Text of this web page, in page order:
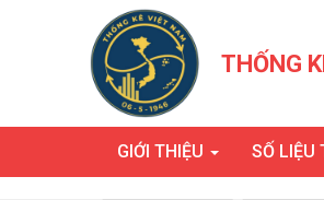
THỐNG
GIỚI THIỆU SỐ LIỆU